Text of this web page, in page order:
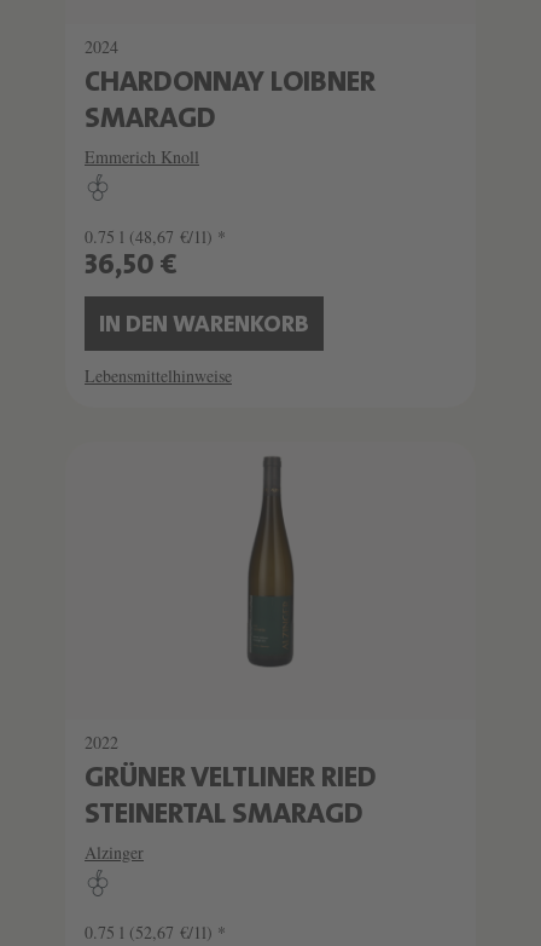
2024
CHARDONNAY LOIBNER
SMARAGD
Emmerich Knoll
0.75 l (48,67 €/1l) *
36,50 €
IN DEN WARENKORB
Lebensmittelhinweise
2022
GRÜNER VELTLINER RIED
STEINERTAL SMARAGD
Alzinger
0.75 l (52,67 €/1l) *